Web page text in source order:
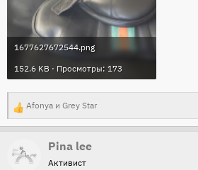
1677627672544.png
152.6 KB · Просмотры: 173
Р
е
а
к
Afonya и Grey Star
Pina lee
Активист